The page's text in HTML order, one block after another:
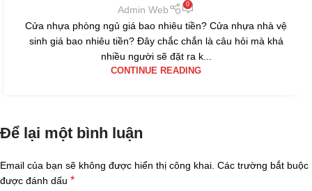
Admin Web 0
Cửa nhựa phòng ngủ giá bao nhiêu tiền? Cửa nhựa nhà vệ
sinh giá bao nhiêu tiền? Đây chắc chắn là câu hỏi mà khá
nhiều người sẽ đặt ra k...
CONTINUE READING
Để lại một bình luận
Email của bạn sẽ không được hiển thị công khai. Các trường bắt buộc
được đánh dấu *